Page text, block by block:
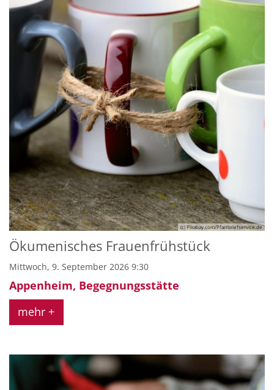
(c) Pixabay.com/Pfarrbriefservice.de
Ökumenisches Frauenfrühstück
Mittwoch, 9. September 2026 9:30
Appenheim, Begegnungsstätte
mehr +